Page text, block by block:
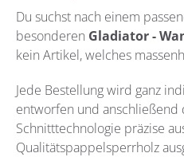
Du suchst nach einem
besonderen Gladiator -
kein Artikel, welches
Jede Bestellung wird ganz
entworfen und
Schnitttechnologie präzise
Qualitätspappelsperrholz